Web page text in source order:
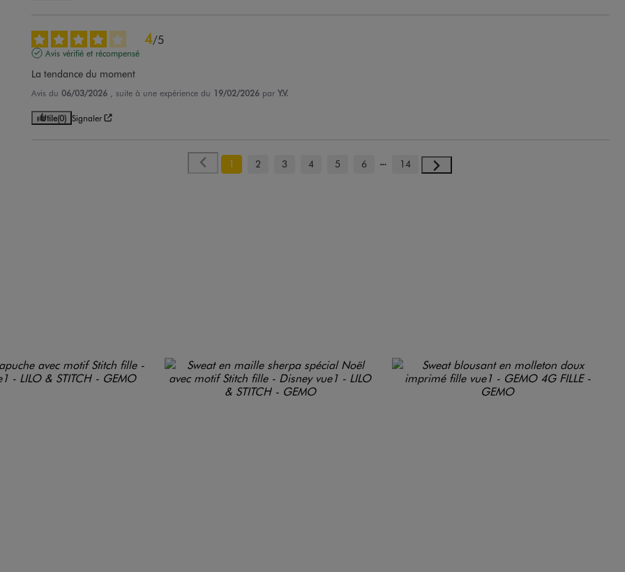
4/5
Avis vérifié et récompensé
La tendance du moment
Avis du 06/03/2026 , suite à une expérience du 19/02/2026 par Y.V.
Utile(0) Signaler
1 2 3 4 5 6 14